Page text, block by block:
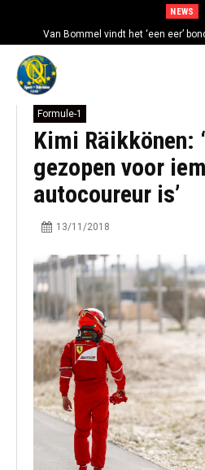
NEWS
Van Bommel vindt het ‘een eer’
Formule-1
Kimi Räikkönen:
gezopen voor
autocoureur is’
13/11/2018